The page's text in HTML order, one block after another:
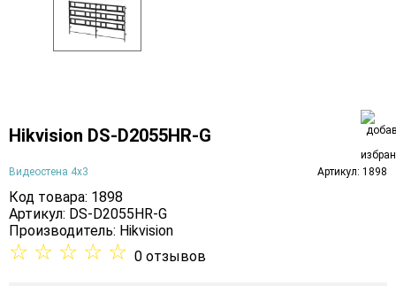
Hikvision DS-D2055HR-G
Видеостена 4х3 Артикул: 1898
Код товара: 1898
Артикул: DS-D2055HR-G
Производитель: Hikvision
☆ ☆ ☆ ☆ ☆ 0 отзывов